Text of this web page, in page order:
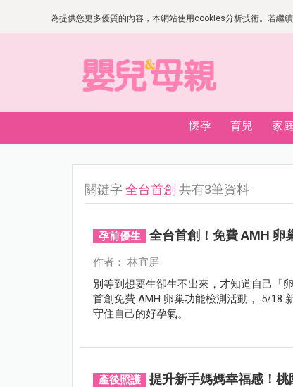
為提供您更多優質的內容，本網站使用cookies分析技術。若繼
懷孕 育兒 家庭
關鍵字全台首創 共有3筆資料
孕前優生 全台首創！免費 AMH 卵
作者： 林宜屏
別等到想要生卻生不出來，才知道自己「
首創免費 AMH 卵巢功能檢測活動， 5/18
守住自己的好孕氣。
產後照護 提升新手媽媽幸福感！